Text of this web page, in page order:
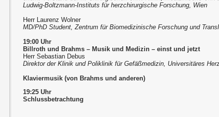
Ludwig-Boltzmann-Instituts für herzchirurgische Forschung, Wien
Herr Laurenz Wolner
MD/PhD Student, Zentrum für Biomedizinische Forschung und
19:00 Uhr
Billroth und Brahms – Musik und Medizin – einst und jetzt
Herr Sebastian Debus
Direktor der Klinik und Poliklinik für Gefäßmedizin, Universitäres
Klaviermusik (von Brahms und anderen)
19:25 Uhr
Schlussbetrachtung